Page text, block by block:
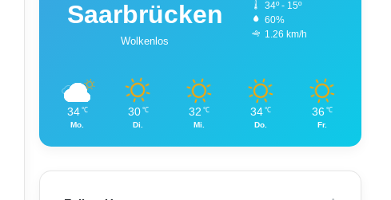
Saarbrücken
Wolkenlos
34º - 15º
60%
1.26 km/h
34 ℃
Mo.
30 ℃
Di.
32 ℃
Mi.
34 ℃
Do.
36 ℃
Fr.